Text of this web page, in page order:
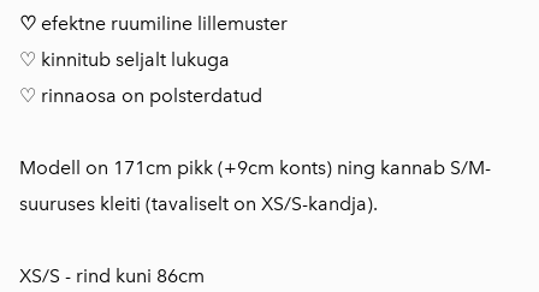
♡ efektne ruumiline lillemuster
♡ kinnitub seljalt lukuga
♡ rinnaosa on polsterdatud
Modell on 171cm pikk (+9cm konts) ning kannab S/M-
suuruses kleiti (tavaliselt on XS/S-kandja).
XS/S - rind kuni 86cm